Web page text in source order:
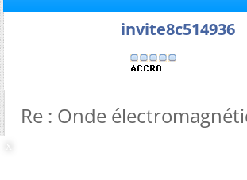
invite8c514936
Re : Onde